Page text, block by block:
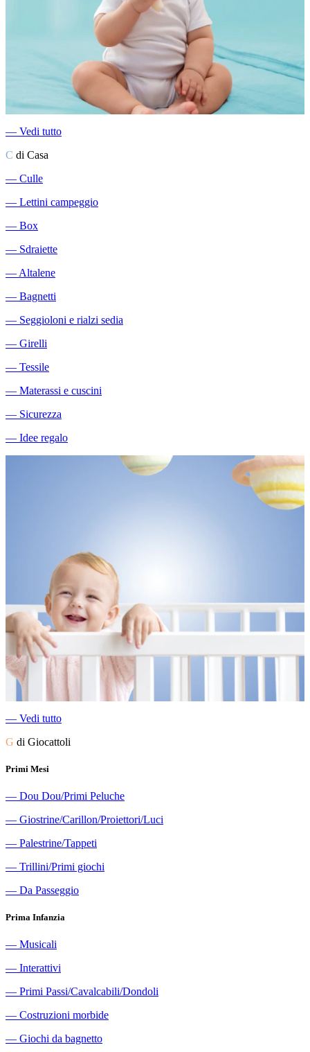
― Vedi tutto
C di Casa
― Culle
― Lettini campeggio
― Box
― Sdraiette
―Altalene
― Bagnetti
― Seggioloni e rialzi sedia
― Girelli
― Tessile
― Materassi e cuscini
― Sicurezza
― Idee regalo
― Vedi tutto
G di Giocattoli
Primi Mesi
― Dou Dou/Primi Peluche
― Giostrine/Carillon/Proiettori/Luci
― Palestrine/Tappeti
― Trillini/Primi giochi
― Da Passeggio
Prima Infanzia
― Musicali
― Interattivi
― Primi Passi/Cavalcabili/Dondoli
― Costruzioni morbide
― Giochi da bagnetto